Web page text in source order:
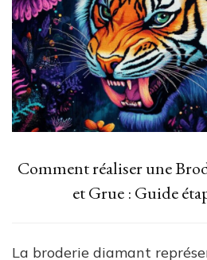
Comment réaliser une
et Grue : Guide
La broderie diamant